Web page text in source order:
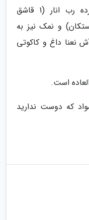
(نصف بسته) و گردو را اضافه کرده رب انار (1 قاشق
و نمک نیز به
نعنا داغ و کاکوتی
است.
که دوست ندارید